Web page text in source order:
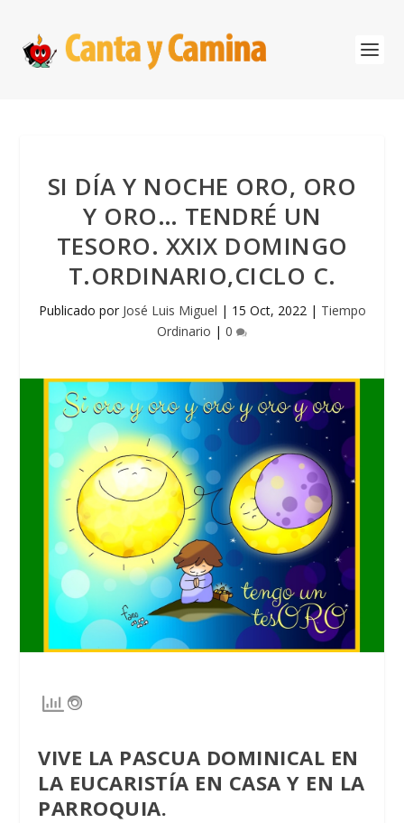
SI DÍA Y NOCHE ORO, ORO
Y ORO… TENDRÉ UN
TESORO. XXIX DOMINGO
T.ORDINARIO,CICLO C.
Publicado por José Luis Miguel | 15 Oct, 2022| Tiempo
Ordinario | 0
VIVE LA PASCUA DOMINICAL EN
LA EUCARISTÍA EN CASA Y EN LA
PARROQUIA.